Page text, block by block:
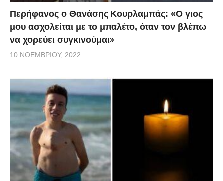
Περήφανος ο Θανάσης Κουρλαμπάς: «Ο γιος
μου ασχολείται με το μπαλέτο, όταν τον βλέπω
να χορεύει συγκινούμαι»
10 ΝΟΕΜΒΡΊΟΥ, 2022